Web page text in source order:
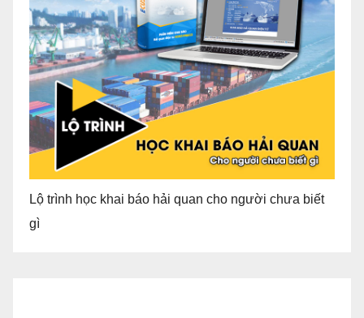
Lộ trình học khai báo hải quan cho người chưa biết
gì